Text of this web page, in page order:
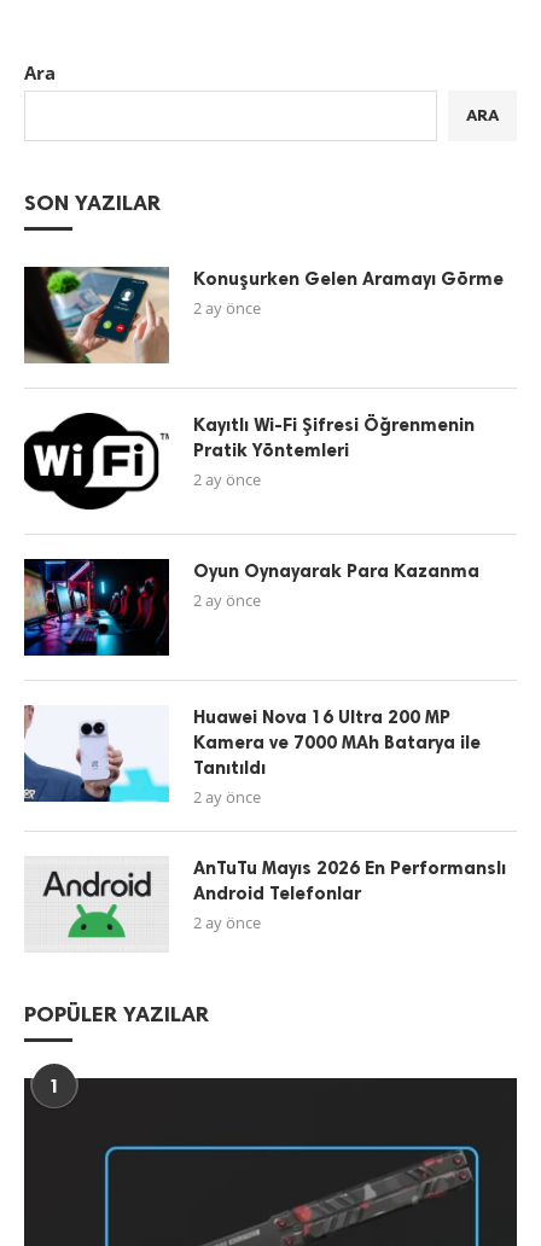
Ara
ARA
SON YAZILAR
Konuşurken Gelen Aramayı Görme
2 ay önce
Kayıtlı Wi-Fi Şifresi Öğrenmenin
Pratik Yöntemleri
2 ay önce
Oyun Oynayarak Para Kazanma
2 ay önce
Huawei Nova 16 Ultra 200 MP
Kamera ve 7000 MAh Batarya ile
Tanıtıldı
2 ay önce
AnTuTu Mayıs 2026 En Performanslı
Android Telefonlar
2 ay önce
POPÜLER YAZILAR
1